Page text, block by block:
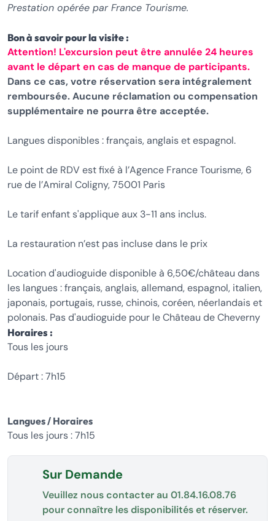
Prestation opérée par France Tourisme.
Bon à savoir pour la visite :
Attention! L'excursion peut être annulée 24 heures
avant le départ en cas de manque de participants.
Dans ce cas, votre réservation sera intégralement
remboursée. Aucune réclamation ou compensation
supplémentaire ne pourra être acceptée.
Langues disponibles : français, anglais et espagnol.
Le point de RDV est fixé à l’Agence France Tourisme, 6
rue de l’Amiral Coligny, 75001 Paris
Le tarif enfant s'applique aux 3-11 ans inclus.
La restauration n’est pas incluse dans le prix
Location d'audioguide disponible à 6,50€/château dans
les langues : français, anglais, allemand, espagnol, italien,
japonais, portugais, russe, chinois, coréen, néerlandais et
polonais. Pas d'audioguide pour le Château de Cheverny
Horaires :
Tous les jours
Départ : 7h15
Langues / Horaires
Tous les jours : 7h15
Sur Demande
Veuillez nous contacter au 01.84.16.08.76
pour connaître les disponibilités et réserver.